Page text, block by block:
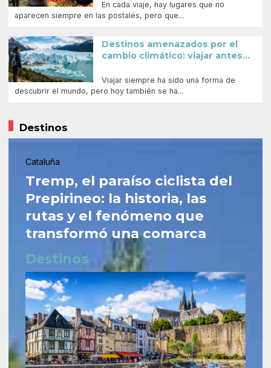
En cada viaje, hay lugares que no
aparecen siempre en las postales, pero que...
Destinos amenazados por el
cambio climático: viajar antes...
Viajar siempre ha sido una forma de
descubrir el mundo, pero hoy también se ha...
Destinos
Cataluña
Tremp, el paraíso ciclista del
Prepirineo: la historia, las
rutas y el fenómeno que
transformó una comarca
Destinos